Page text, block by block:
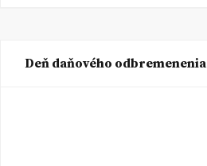
Deň daňového odbremenenia